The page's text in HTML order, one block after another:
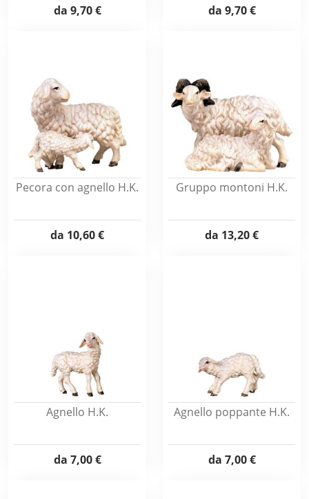
da 9,70 € da 9,70 €
Pecora con agnello H.K.
da 10,60 €
Gruppo montoni H.K.
da 13,20 €
Agnello H.K.
da 7,00 €
Agnello poppante H.K.
da 7,00 €